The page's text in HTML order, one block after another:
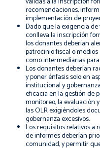
recomendaciones,
implementación de
Dado que la exigencia
conlleva la inscripción
los donantes deberían
patrocinio fiscal o
como intermediarias
Los donantes deberían
y poner énfasis solo en
institucional y
eficacia en la gestión de
monitoreo, la evaluación
las OLR exigiéndoles
gobernanza excesivos.
Los requisitos relativos a
de informes deberían
comunidad, y permitir